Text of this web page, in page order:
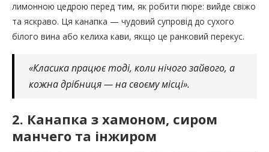
лимонною цедрою перед тим, як робити пюре: вийде свіжо
та яскраво. Ця канапка — чудовий супровід до сухого
білого вина або келиха кави, якщо це ранковий перекус.
«Класика працює тоді, коли нічого зайвого, а
кожна дрібниця — на своєму місці».
2. Канапка з хамоном, сиром
манчего та інжиром